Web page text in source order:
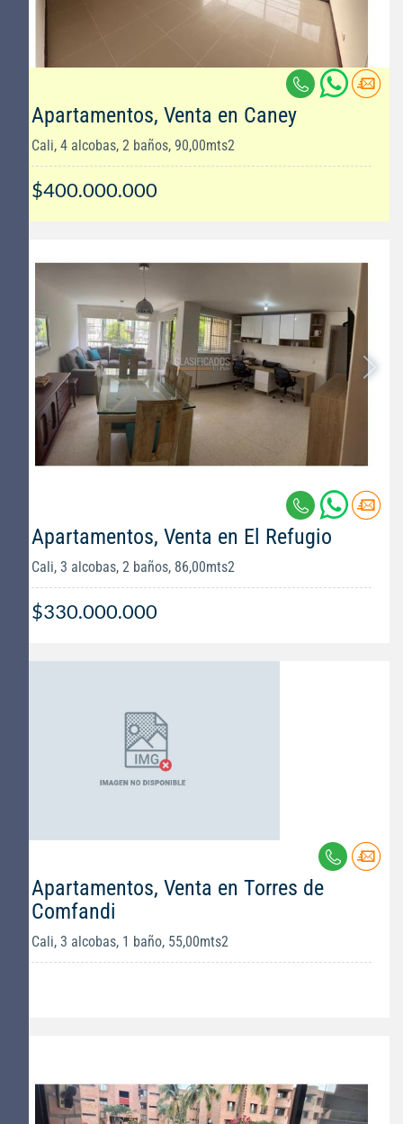
Apartamentos, Venta en Caney
Cali, 4 alcobas, 2 baños, 90,00mts2
$400.000.000
Apartamentos, Venta en El Refugio
Cali, 3 alcobas, 2 baños, 86,00mts2
$330.000.000
Apartamentos, Venta en Torres de
Comfandi
Cali, 3 alcobas, 1 baño, 55,00mts2